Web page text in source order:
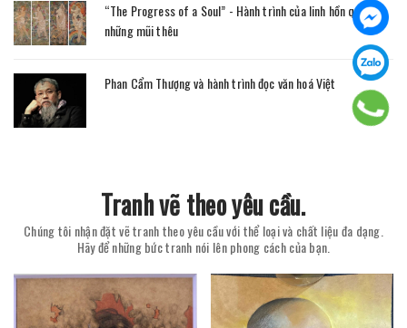
“The Progress of a Soul” - Hành trình của linh hồn qua
những mũi thêu
Phan Cẩm Thượng và hành trình đọc văn hoá Việt
Tranh vẽ theo yêu cầu.
Chúng tôi nhận đặt vẽ tranh theo yêu cầu với thể loại và chất liệu đa dạng.
Hãy để những bức tranh nói lên phong cách của bạn.